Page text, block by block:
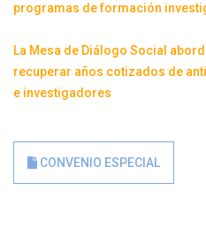
programas de formación
La Mesa de Diálogo Social
recuperar años cotizados de
e investigadores
CONVENIO ESPECIAL